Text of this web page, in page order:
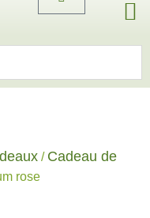
/ Cadeau de
rose